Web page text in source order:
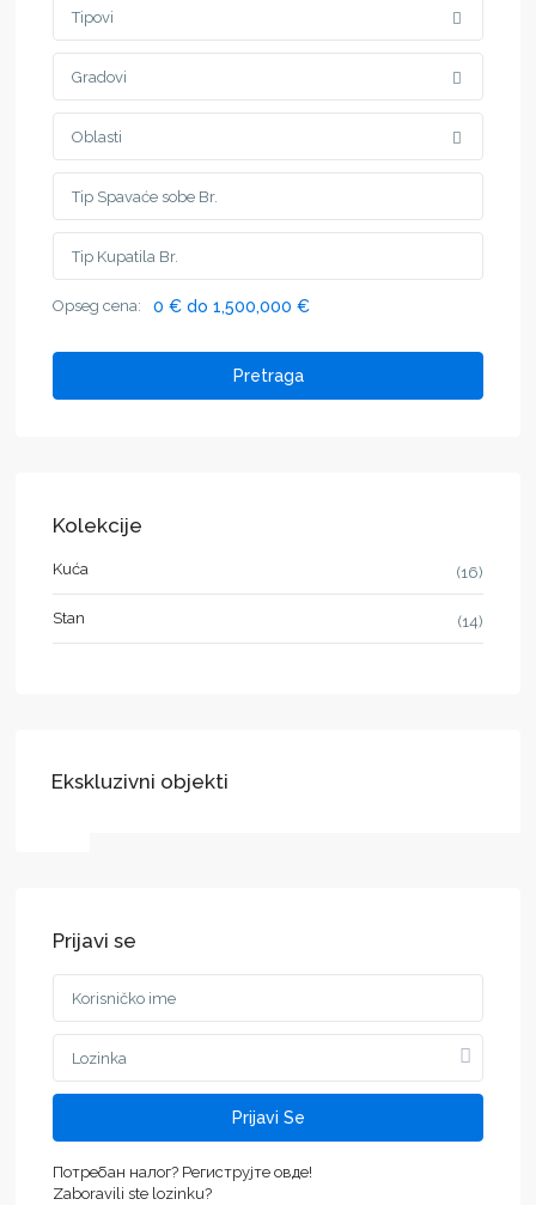
Tipovi
Gradovi
Oblasti
Opseg cena: 0 € do 1,500,000 €
Pretraga
Kolekcije
Kuća (16)
Stan (14)
Ekskluzivni objekti
Prijavi se
Prijavi Se
Потребан налог? Региструјте овде!
Zaboravili ste lozinku?